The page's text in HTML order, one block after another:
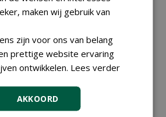
zaden Nederland B.V.
06-08-2026, Ven-Zelderheide
DSV zaden Nederland B.V.
06-08-2026, Ven-Zelderheide
Allround
(fulltime) bij DSV zaden
Nederland B.V.
06-08-2026, Ven Zelderheide
maken wij gebruik van
zijn voor ons van belang
prettige website ervaring
ontwikkelen. Lees verder
AKKOORD